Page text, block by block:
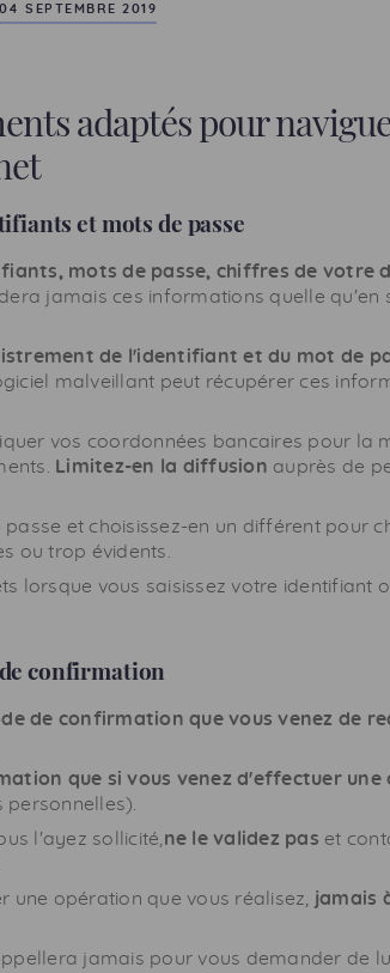
04 SEPTEMBRE 2019
adaptés pour
et mots de passe
mots de passe, chiffres de votre
jamais ces informations quelle qu'en
de l'identifiant et du mot de
malveillant peut récupérer ces
vos coordonnées bancaires pour la
Limitez-en la diffusion auprès de
et choisissez-en un différent pour
ou trop évidents.
lorsque vous saisissez votre identifiant
confirmation
de confirmation que vous venez de
que si vous venez d'effectuer
l'ayez sollicité, ne le validez pas et
une opération que vous réalisez, jamais
jamais pour vous demander de